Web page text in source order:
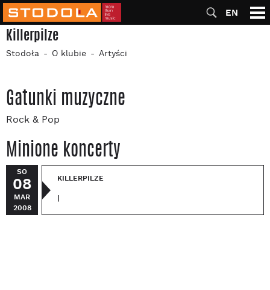
EN
Killerpilze
Stodoła O klubie Artyści
Gatunki muzyczne
Rock & Pop
Minione koncerty
SO
08
MAR
2008
KILLERPILZE